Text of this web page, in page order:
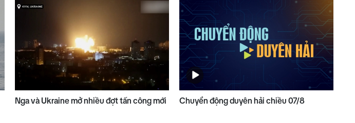
Nga và Ukraine mở nhiều đợt tấn công mới Chuyển động duyên hải chiều 07/8